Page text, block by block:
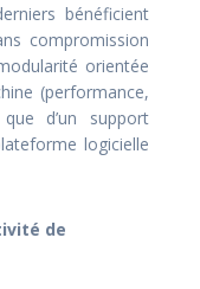
bénéficient
compromission
orientée
(performance,
d’un support
logicielle
de